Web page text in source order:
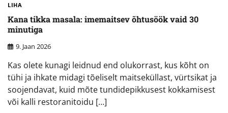
LIHA
Kana tikka masala: imemaitsev õhtusöök vaid 30
minutiga
9. Jaan 2026
Kas olete kunagi leidnud end olukorrast, kus kõht on
tühi ja ihkate midagi tõeliselt maitseküllast, vürtsikat ja
soojendavat, kuid mõte tundidepikkusest kokkamisest
või kalli restoranitoidu […]